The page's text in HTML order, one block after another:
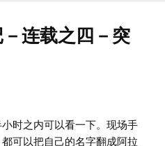
连载之四－突
时之内可以看一下。现场手
可以把自己的名字翻成阿拉